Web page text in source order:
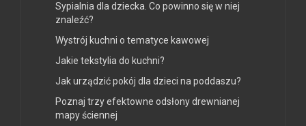
Sypialnia dla dziecka. Co powinno się w niej
znaleźć?
Wystrój kuchni o tematyce kawowej
Jakie tekstylia do kuchni?
Jak urządzić pokój dla dzieci na poddaszu?
Poznaj trzy efektowne odsłony drewnianej
mapy ściennej